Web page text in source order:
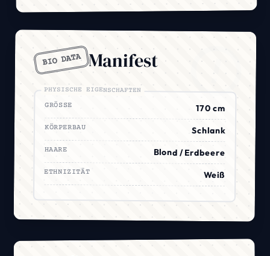
BIO DATA Manifest
PHYSISCHE EIGENSCHAFTEN
GRÖSSE 170 cm
KÖRPERBAU Schlank
HAARE Blond / Erdbeere
ETHNIZITÄT Weiß